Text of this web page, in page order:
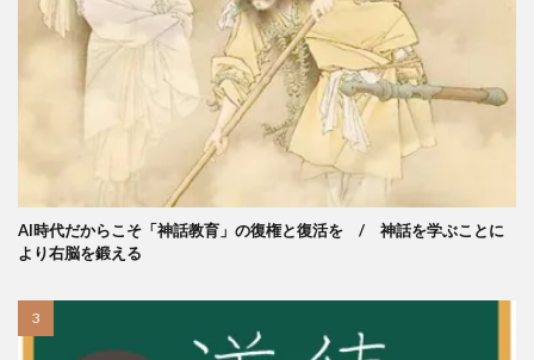
AI時代だからこそ「神話教育」の復権と復活を / 神話を学ぶことに
より右脳を鍛える